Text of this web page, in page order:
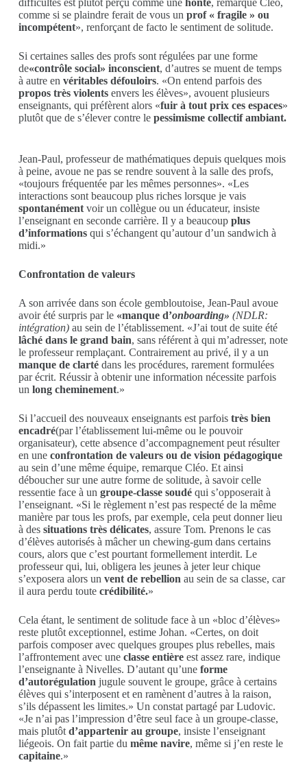
difficultés est plutôt perçu comme une honte, remarque Cléo,
comme si se plaindre ferait de vous un prof « fragile » ou
incompétent», renforçant de facto le sentiment de solitude.
Si certaines salles des profs sont régulées par une forme
de«contrôle social» inconscient, d’autres se muent de temps
à autre en véritables défouloirs. «On entend parfois des
propos très violents envers les élèves», avouent plusieurs
enseignants, qui préfèrent alors «fuir à tout prix ces espaces»
plutôt que de s’élever contre lepessimisme collectif ambiant.
Jean-Paul, professeur de mathématiques depuis quelques mois
à peine, avoue ne pas se rendre souvent à la salle des profs,
«toujours fréquentée par les mêmes personnes». «Les
interactions sont beaucoup plus riches lorsque je vais
spontanémentvoir un collègue ou un éducateur, insiste
l’enseignant en seconde carrière. Il y a beaucoup plus
d’informationsqui s’échangent qu’autour d’un sandwich à
midi.»
Confrontation de valeurs
A son arrivée dans son école gembloutoise, Jean-Paul avoue
avoir été surpris par le«manque d’onboarding» (NDLR:
intégration) au sein de l’établissement. «J’ai tout de suite été
lâché dans le grand bain, sans référent à qui m’adresser, note
le professeur remplaçant. Contrairement au privé, il y a un
manque de clarté dans les procédures, rarement formulées
par écrit. Réussir à obtenir une information nécessite parfois
un long cheminement.»
Si l’accueil des nouveaux enseignants est parfoistrès bien
encadré(par l’établissement lui-même ou le pouvoir
organisateur), cette absence d’accompagnement peut résulter
en une confrontation de valeurs ou de vision pédagogique
au sein d’une même équipe, remarque Cléo. Et ainsi
déboucher sur une autre forme de solitude, à savoir celle
ressentie face à un groupe-classe soudéqui s’opposerait à
l’enseignant. «Si le règlement n’est pas respecté de la même
manière par tous les profs, par exemple, cela peut donner lieu
à des situations très délicates, assure Tom. Prenons le cas
d’élèves autorisés à mâcher un chewing-gum dans certains
cours, alors que c’est pourtant formellement interdit. Le
professeur qui, lui, obligera les jeunes à jeter leur chique
s’exposera alors un vent de rebellion au sein de sa classe, car
il aura perdu toute crédibilité.»
Cela étant, le sentiment de solitude face à un «bloc d’élèves»
reste plutôt exceptionnel, estime Johan. «Certes, on doit
parfois composer avec quelques groupes plus rebelles, mais
l’affrontement avec une classe entière est assez rare, indique
l’enseignante à Nivelles. D’autant qu’une forme
d’autorégulation jugule souvent le groupe, grâce à certains
élèves qui s’interposent et en ramènent d’autres à la raison,
s’ils dépassent les limites.» Un constat partagé par Ludovic.
«Je n’ai pas l’impression d’être seul face à un groupe-classe,
mais plutôt d’appartenir au groupe, insiste l’enseignant
liégeois. On fait partie du même navire, même si j’en reste le
capitaine.»